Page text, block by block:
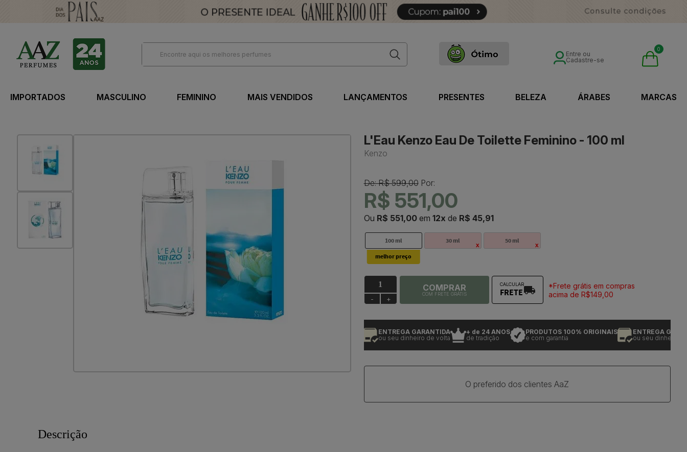
Entre ou
Cadastre-se
0
IMPORTADOS MASCULINO FEMININO MAIS VENDIDOS LANÇAMENTOS PRESENTES BELEZA ÁRABES MARCAS
L'Eau Kenzo Eau De Toilette Feminino - 100 ml
Kenzo
De: R$ 599,00Por:
R$ 551,00
Ou R$ 551,00em 12x de R$ 45,91
100 ml 30 ml 50 ml
- +
COMPRAR
COM FRETE GRÁTIS
CALCULAR
FRETE
*Frete grátis em compras
acima de R$149,00
ENTREGA GARANTIDA
ou seu dinheiro de volta
+ de 24 ANOS
de tradição
PRODUTOS 100% ORIGINAIS
e com garantia
ENTREGA
ou seu dinheiro de
O preferido dos clientes AaZ
Descrição